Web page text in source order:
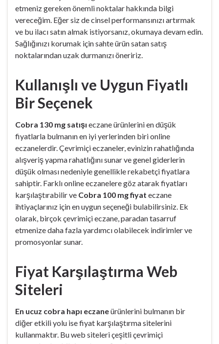
etmeniz gereken önemli noktalar hakkında bilgi
vereceğim. Eğer siz de cinsel performansınızı artırmak
ve bu ilacı satın almak istiyorsanız, okumaya devam edin.
Sağlığınızı korumak için sahte ürün satan satış
noktalarından uzak durmanızı öneririz.
Kullanışlı ve Uygun Fiyatlı
Bir Seçenek
Cobra 130 mg satışı eczane ürünlerini en düşük
fiyatlarla bulmanın en iyi yerlerinden biri online
eczanelerdir. Çevrimiçi eczaneler, evinizin rahatlığında
alışveriş yapma rahatlığını sunar ve genel giderlerin
düşük olması nedeniyle genellikle rekabetçi fiyatlara
sahiptir. Farklı online eczanelere göz atarak fiyatları
karşılaştırabilir ve Cobra 100 mg fiyat eczane
ihtiyaçlarınız için en uygun seçeneği bulabilirsiniz. Ek
olarak, birçok çevrimiçi eczane, paradan tasarruf
etmenize daha fazla yardımcı olabilecek indirimler ve
promosyonlar sunar.
Fiyat Karşılaştırma Web
Siteleri
En ucuz cobra hapı eczaneürünlerini bulmanın bir
diğer etkili yolu ise fiyat karşılaştırma sitelerini
kullanmaktır. Bu web siteleri çeşitli çevrimiçi